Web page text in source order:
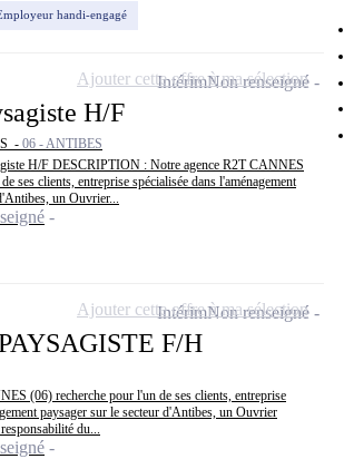
handi-engagé
H/F
- 06 - ANTIBES
H/F DESCRIPTION : Notre agence R2T CANNES
ses clients, entreprise spécialisée dans l'aménagement
un Ouvrier...
IntérimNon renseigné
Ajouter cette offre à ma sélection
F/H
(06) recherche pour l'un de ses clients, entreprise
paysager sur le secteur d'Antibes, un Ouvrier
du...
IntérimNon renseigné
Ajouter cette offre à ma sélection